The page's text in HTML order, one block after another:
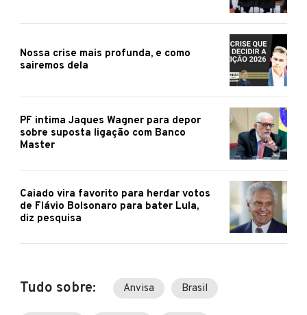
Nossa crise mais profunda, e como
sairemos dela
PF intima Jaques Wagner para depor
sobre suposta ligação com Banco
Master
Caiado vira favorito para herdar votos
de Flávio Bolsonaro para bater Lula,
diz pesquisa
Tudo sobre: Anvisa Brasil